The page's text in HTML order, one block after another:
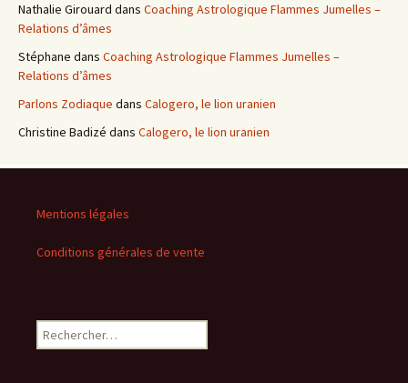
Nathalie Girouard dans Coaching Astrologique Flammes Jumelles –
Relations d’âmes
Stéphane dans Coaching Astrologique Flammes Jumelles –
Relations d’âmes
Parlons Zodiaque dans Calogero, le lion uranien
Christine Badizé dans Calogero, le lion uranien
Mentions légales
Conditions générales de vente
Rechercher :